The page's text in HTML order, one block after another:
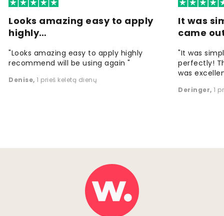
Looks amazing easy to apply
highly…
"Looks amazing easy to apply highly
recommend will be using again "
Denise, 1 prieš keletą dienų
It was
came
"It was
perfectly!
was
Deringer, 1